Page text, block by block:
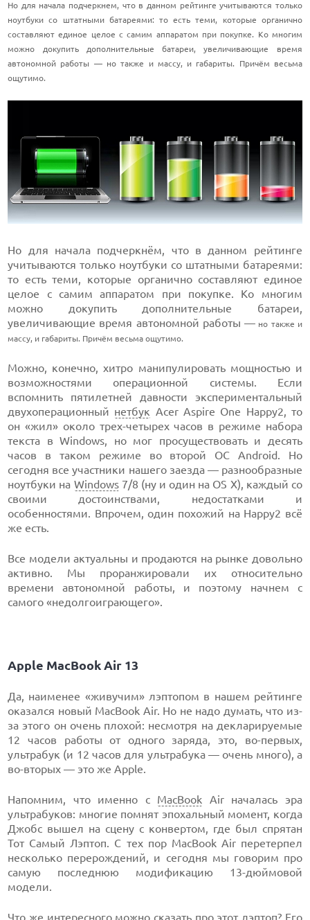
Но для начала подчеркнем, что в данном рейтинге учитываются только
ноутбуки со штатными батареями: то есть теми, которые органично
составляют единое целое с самим аппаратом при покупке. Ко многим
можно докупить дополнительные батареи, увеличивающие время
автономной работы —но также и массу, и габариты. Причём весьма
ощутимо.
Но для начала подчеркнём, что в данном рейтинге
учитываются только ноутбуки со штатными батареями:
то есть теми, которые органично составляют единое
целое с самим аппаратом при покупке. Ко многим
можно докупить дополнительные батареи,
увеличивающие время автономной работы — но также и
массу, и габариты. Причём весьма ощутимо.
Можно, конечно, хитро манипулировать мощностью и
возможностями операционной системы. Если
вспомнить пятилетней давности экспериментальный
двухоперационный нетбук Acer Aspire One Happy2, то
он «жил» около трех-четырех часов в режиме набора
текста в Windows, но мог просуществовать и десять
часов в таком режиме во второй ОС Android. Но
сегодня все участники нашего заезда — разнообразные
ноутбуки на Windows7/8 (ну и один на OS X), каждый со
своими достоинствами, недостатками и
особенностями. Впрочем, один похожий на Happy2 всё
же есть.
Все модели актуальны и продаются на рынке довольно
активно. Мы проранжировали их относительно
времени автономной работы, и поэтому начнем с
самого «недолгоиграющего».
Apple MacBook Air 13
Да, наименее «живучим» лэптопом в нашем рейтинге
оказался новый MacBook Air. Но не надо думать, что из-
за этого он очень плохой: несмотря на декларируемые
12 часов работы от одного заряда, это, во-первых,
ультрабук (и 12 часов для ультрабука — очень много), а
во-вторых — это же Apple.
Напомним, что именно с MacBook Air началась эра
ультрабуков: многие помнят эпохальный момент, когда
Джобс вышел на сцену с конвертом, где был спрятан
Тот Самый Лэптоп. С тех пор MacBook Air перетерпел
несколько перерождений, и сегодня мы говорим про
самую последнюю модификацию 13-дюймовой
модели.
Что же интересного можно сказать про этот лэптоп? Его